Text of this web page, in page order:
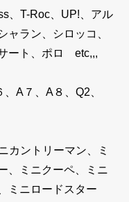
、T-Roc、UP!、アル
ャラン、シロッコ、
ート、ポロ etc,,,
A７、A８、Q2、
カントリーマン、ミ
、ミニクーペ、ミニ
ミニロードスター